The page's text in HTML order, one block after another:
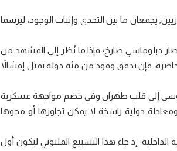
يجمعان ما بين التحدي وإثبات الوجود، ليرسما
دبلوماسي صارخ؛ فإذا ما نُظر إلى المشهد من
محاصرة، فإن تدفق وفود من مئة دولة يمثل إفشالاً
الروسي إلى قلب طهران وفي خضم مواجهة عسكرية
دولية راسخة لا يمكن تجاوزها أو محوها
إذ جاء هذا التشييع المليوني ليكون أول